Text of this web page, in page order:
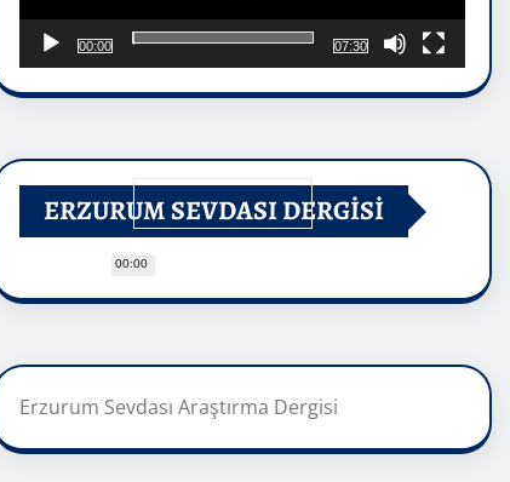
00:00
00:00
07:30
ERZURUM SEVDASI DERGİSİ
Erzurum Sevdası Araştırma Dergisi